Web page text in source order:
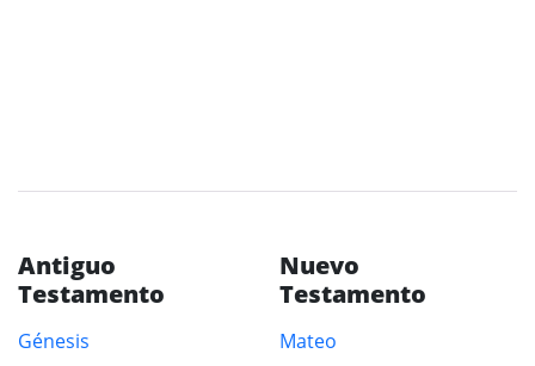
Antiguo
Testamento
Génesis
Nuevo
Testamento
Mateo